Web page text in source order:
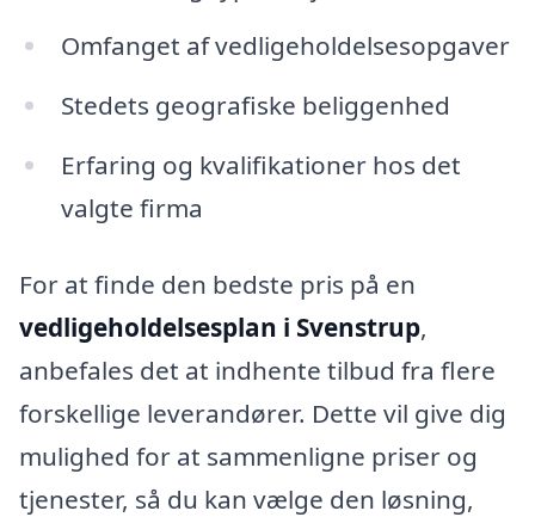
Omfanget af vedligeholdelsesopgaver
Stedets geografiske beliggenhed
Erfaring og kvalifikationer hos det
valgte firma
For at finde den bedste pris på en
vedligeholdelsesplan i Svenstrup,
anbefales det at indhente tilbud fra flere
forskellige leverandører. Dette vil give dig
mulighed for at sammenligne priser og
tjenester, så du kan vælge den løsning,